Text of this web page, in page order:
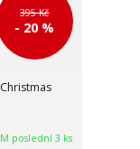
395 Kč
- 20 %
poslední 3 ks